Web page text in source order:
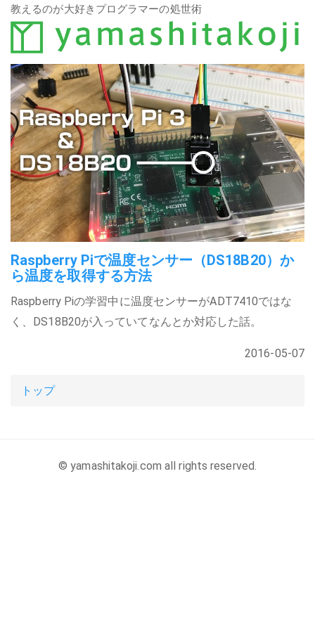
教えるのが大好きプログラマーの処世術
Raspberry Piで温度センサー（DS18B20）か
ら温度を取得する方法
Raspberry Piの学習中に温度センサーがADT7410ではな
く、DS18B20が入っていてなんとか対応した話。
2016-05-07
トップ
© yamashitakoji.com all rights reserved.